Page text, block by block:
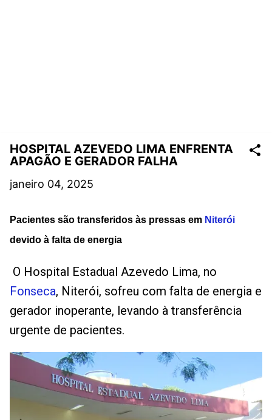
HOSPITAL AZEVEDO LIMA ENFRENTA
APAGÃO E GERADOR FALHA
janeiro 04, 2025
Pacientes são transferidos às pressas em Niterói
devido à falta de energia
O Hospital Estadual Azevedo Lima, no
Fonseca, Niterói, sofreu com falta de energia e
gerador inoperante, levando à transferência
urgente de pacientes.